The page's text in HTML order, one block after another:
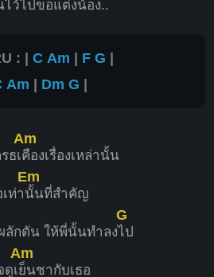
ไว้ไปขอแต่งน้อง..
: | C Am | F G |
Am | Dm G |
ธเ
Am
คืองเรื่องเหล่านั้น
เท่า
Em
นั้นที่สำคัญ
ลักดัน ให้พี่นั้นทำลง
G
ไป
ดูเ
Am
ย็นชากับเธอ